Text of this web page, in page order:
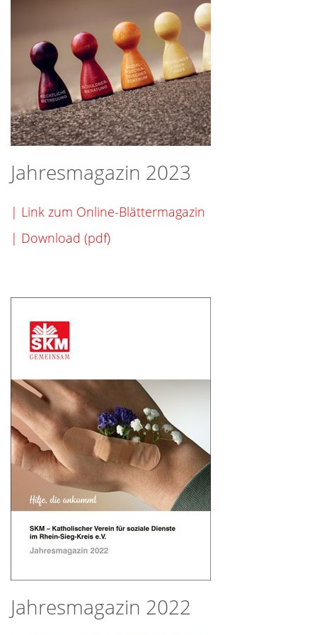
Jahresmagazin 2023
| Link zum Online-Blättermagazin
| Download (pdf)
Jahresmagazin 2022